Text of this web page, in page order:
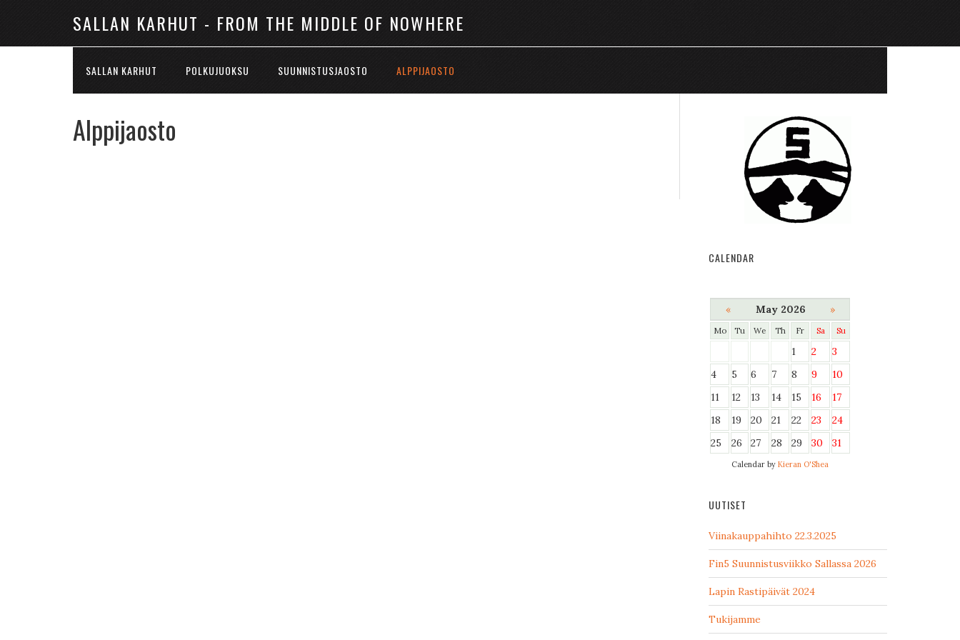
SALLAN KARHUT - FROM THE MIDDLE OF NOWHERE
SALLAN KARHUT POLKUJUOKSU SUUNNISTUSJAOSTO ALPPIJAOSTO
Alppijaosto
CALENDAR
« May 2026 »
Mo Tu We Th Fr Sa Su
1 2
3
4
5 6 7 8 9
10
11
12 13 14 15 16
17
18
19 20 21 22 23
24
25
26 27 28 29 30 31
Calendar by Kieran O'Shea
UUTISET
Viinakauppahihto 22.3.2025
Fin5 Suunnistusviikko Sallassa 2026
Lapin Rastipäivät 2024
Tukijamme